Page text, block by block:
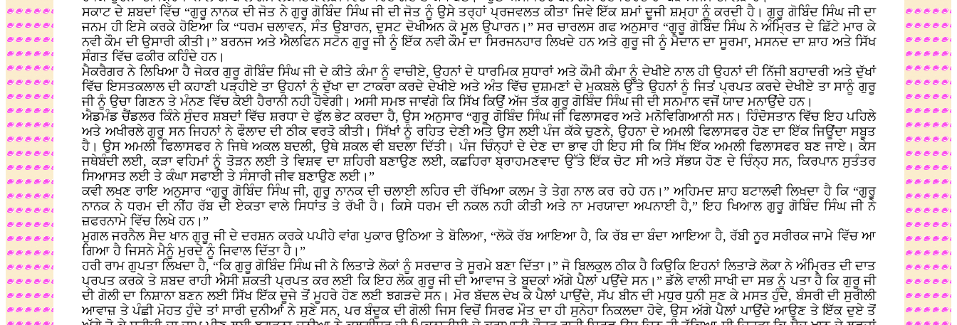
ਸਕਾਟ ਦੇ ਸ਼ਬਦਾਂ ਵਿੱਚ “ਗੁਰੂ ਨਾਨਕ ਦੀ ਜੋਤ ਨੇ ਗੁਰੂ ਗੋਬਿੰਦ ਸਿੰਘ ਜੀ ਦੀ ਜੋਤ ਨੂੰ ਉਸੇ ਤਰ੍ਹਾਂ ਪ੍ਰਜਵਲਤ ਕੀਤਾ ਜਿਵੇ ਇੱਕ ਸ਼ਮਾਂ ਦੂਜੀ ਸ਼ਮ੍ਹਾ ਨੂੰ ਕਰਦੀ ਹੈ। ਗੁਰੂ ਗੋਬਿੰਦ ਸਿੰਘ ਜੀ ਦਾ
ਜਨਮ ਹੀ ਇਸੇ ਕਰਕੇ ਹੋਇਆ ਕਿ “ਧਰਮ ਚਲਾਵਨ, ਸੰਤ ਉਬਾਰਨ, ਦੁਸਟ ਦੋਖੀਅਨ ਕੋ ਮੂਲ ਉਪਾਰਨ।” ਸਰ ਚਾਰਲਸ ਗਫ ਅਨੁਸਾਰ “ਗੁਰੂ ਗੋਬਿੰਦ ਸਿੰਘ ਨੇ ਅੰਮ੍ਰਿਤ ਦੇ ਛਿੱਟੇ ਮਾਰ ਕੇ
ਨਵੀ ਕੌਮ ਦੀ ਉਸਾਰੀ ਕੀਤੀ।” ਬਰਨਜ ਅਤੇ ਐਲਫਿਨ ਸਟੋਨ ਗੁਰੂ ਜੀ ਨੂੰ ਇੱਕ ਨਵੀ ਕੌਮ ਦਾ ਸਿਰਜਨਹਾਰ ਲਿਖਦੇ ਹਨ ਅਤੇ ਗੁਰੂ ਜੀ ਨੂੰ ਮੈਦਾਨ ਦਾ ਸੂਰਮਾ, ਮਸਨਦ ਦਾ ਸ਼ਾਹ ਅਤੇ ਸਿੱਖ
ਸੰਗਤ ਵਿੱਚ ਫਕੀਰ ਕਹਿੰਦੇ ਹਨ।
ਮੈਕਰੈਗਰ ਨੇ ਲਿਖਿਆ ਹੈ ਜੇਕਰ ਗੁਰੂ ਗੋਬਿੰਦ ਸਿੰਘ ਜੀ ਦੇ ਕੀਤੇ ਕੰਮਾ ਨੂੰ ਵਾਚੀਏ, ਉਹਨਾਂ ਦੇ ਧਾਰਮਿਕ ਸੁਧਾਰਾਂ ਅਤੇ ਕੌਮੀ ਕੰਮਾ ਨੂੰ ਦੇਖੀਏ ਨਾਲ ਹੀ ਉਹਨਾਂ ਦੀ ਨਿੱਜੀ ਬਹਾਦਰੀ ਅਤੇ ਦੁੱਖਾਂ
ਵਿੱਚ ਇਸਤਕਲਾਲ ਦੀ ਕਹਾਣੀ ਪੜ੍ਹੀਏ ਤਾ ਉਹਨਾਂ ਨੂੰ ਦੁੱਖਾ ਦਾ ਟਾਕਰਾ ਕਰਦੇ ਦੇਖੀਏ ਅਤੇ ਅੰਤ ਵਿੱਚ ਦੁਸ਼ਮਣਾਂ ਦੇ ਮੁਕਬਲੇ ਉੱਤੇ ਉਹਨਾਂ ਨੂੰ ਜਿਤਂ ਪ੍ਰਪਤ ਕਰਦੇ ਦੇਖੀਏ ਤਾ ਸਾਨੂੰ ਗੁਰੂ
ਜੀ ਨੂੰ ਉਚਾ ਗਿਣਨ ਤੇ ਮੰਨਣ ਵਿੱਚ ਕੋਈ ਹੈਰਾਨੀ ਨਹੀ ਹੋਵੇਗੀ। ਅਸੀ ਸਮਝ ਜਾਵਂਗੇ ਕਿ ਸਿੱਖ ਕਿਉਂ ਅੱਜ ਤੱਕ ਗੁਰੂ ਗੋਬਿੰਦ ਸਿੰਘ ਜੀ ਦੀ ਸਨਮਾਨ ਵਜੋਂ ਯਾਦ ਮਨਾਉਂਦੇ ਹਨ।
ਐਡਮੰਡ ਚੈਂਡਲਰ ਕਿੰਨੇ ਸੁੰਦਰ ਸ਼ਬਦਾਂ ਵਿੱਚ ਸ਼ਰਧਾ ਦੇ ਫੁੱਲ ਭੇਟ ਕਰਦਾ ਹੈ, ਉਸ ਅਨੁਸਾਰ “ਗੁਰੂ ਗੋਬਿੰਦ ਸਿੰਘ ਜੀ ਫਿਲਾਸਫਰ ਅਤੇ ਮਨੋਵਿਗਿਆਨੀ ਸਨ। ਹਿੰਦੋਸਤਾਨ ਵਿੱਚ ਇਹ ਪਹਿਲੇ
ਅਤੇ ਅਖੀਰਲੇ ਗੁਰੂ ਸਨ ਜਿਹਨਾਂ ਨੇ ਫੌਲਾਦ ਦੀ ਠੀਕ ਵਰਤੋ ਕੀਤੀ। ਸਿੱਖਾਂ ਨੂੰ ਰਹਿਤ ਦੇਣੀ ਅਤੇ ਉਸ ਲਈ ਪੰਜ ਕੱਕੇ ਚੁਣਨੇ, ਉਹਨਾ ਦੇ ਅਮਲੀ ਫਿਲਾਸਫਰ ਹੋਣ ਦਾ ਇੱਕ ਜਿਊਂਦਾ ਸਬੂਤ
ਹੈ। ਉਸ ਅਮਲੀ ਫਿਲਾਸਫਰ ਨੇ ਜਿਥੇ ਅਕਲ ਬਦਲੀ, ਉਥੇ ਸ਼ਕਲ ਵੀ ਬਦਲਾ ਦਿੱਤੀ। ਪੰਜ ਚਿੰਨ੍ਹਾਂ ਦੇ ਦੇਣ ਦਾ ਭਾਵ ਹੀ ਇਹ ਸੀ ਕਿ ਸਿੱਖ ਇੱਕ ਅਮਲੀ ਫਿਲਾਸਫਰ ਬਣ ਜਾਏ। ਕੇਸ
ਜਥੇਬੰਦੀ ਲਈ, ਕੜਾ ਵਹਿਮਾਂ ਨੂੰ ਤੋੜਨ ਲਈ ਤੇ ਵਿਸ਼ਵ ਦਾ ਸ਼ਹਿਰੀ ਬਣਾਉਣ ਲਈ, ਕਛਹਿਰਾ ਬ੍ਰਾਹਮਣਵਾਦ ਉੱਤੇ ਇੱਕ ਚੋਟ ਸੀ ਅਤੇ ਸੱਭਯ ਹੋਣ ਦੇ ਚਿੰਨ੍ਹ ਸਨ, ਕਿਰਪਾਨ ਸੁਤੰਤਰ
ਸਿਆਸਤ ਲਈ ਤੇ ਕੰਘਾ ਸਫਾਈ ਤੇ ਸੰਸਾਰੀ ਜੀਵ ਬਣਾਉਣ ਲਈ।”
ਕਵੀ ਲਖਣ ਰਾਇ ਅਨੁਸਾਰ “ਗੁਰੂ ਗੋਬਿੰਦ ਸਿੰਘ ਜੀ, ਗੁਰੂ ਨਾਨਕ ਦੀ ਚਲਾਈ ਲਹਿਰ ਦੀ ਰੱਖਿਆ ਕਲਮ ਤੇ ਤੇਗ ਨਾਲ ਕਰ ਰਹੇ ਹਨ।” ਅਹਿਮਦ ਸ਼ਾਹ ਬਟਾਲਵੀ ਲਿਖਦਾ ਹੈ ਕਿ “ਗੁਰੂ
ਨਾਨਕ ਨੇ ਧਰਮ ਦੀ ਨੀਂਹ ਰੱਬ ਦੀ ਏਕਤਾ ਵਾਲੇ ਸਿਧਾਂਤ ਤੇ ਰੱਖੀ ਹੈ। ਕਿਸੇ ਧਰਮ ਦੀ ਨਕਲ ਨਹੀ ਕੀਤੀ ਅਤੇ ਨਾ ਮਰਯਾਦਾ ਅਪਨਾਈ ਹੈ,” ਇਹ ਖਿਆਲ ਗੁਰੂ ਗੋਬਿੰਦ ਸਿੰਘ ਜੀ ਨੇ
ਜ਼ਫਰਨਾਮੇ ਵਿੱਚ ਲਿਖੇ ਹਨ।”
ਮੁਗਲ ਜਰਨੈਲ ਸੈਦ ਖਾਨ ਗੁਰੂ ਜੀ ਦੇ ਦਰਸ਼ਨ ਕਰਕੇ ਪਪੀਹੇ ਵਾਂਗ ਪੁਕਾਰ ਉਠਿਆ ਤੇ ਬੋਲਿਆ, “ਲੋਕੋ ਰੱਬ ਆਇਆ ਹੈ, ਕਿ ਰੱਬ ਦਾ ਬੰਦਾ ਆਇਆ ਹੈ, ਰੱਬੀ ਨੂਰ ਸਰੀਰਕ ਜਾਮੇ ਵਿੱਚ ਆ
ਗਿਆ ਹੈ ਜਿਸਨੇ ਮੈਨੂੰ ਮੁਰਦੇ ਨੂੰ ਜਿਵਾਲ ਦਿੱਤਾ ਹੈ।”
ਹਰੀ ਰਾਮ ਗੁਪਤਾ ਲਿਖਦਾ ਹੈ, “ਕਿ ਗੁਰੂ ਗੋਬਿੰਦ ਸਿੰਘ ਜੀ ਨੇ ਲਿਤਾੜੇ ਲੋਕਾਂ ਨੂੰ ਸਰਦਾਰ ਤੇ ਸੂਰਮੇ ਬਣਾ ਦਿੱਤਾ।” ਜੋ ਬਿਲਕੁਲ ਠੀਕ ਹੈ ਕਿਉਕਿ ਇਹਨਾਂ ਲਿਤਾੜੇ ਲੋਕਾ ਨੇ ਅੰਮ੍ਰਿਤ ਦੀ ਦਾਤ
ਪ੍ਰਪਤ ਕਰਕੇ ਤੇ ਸ਼ਬਦ ਰਾਹੀ ਐਸੀ ਸ਼ਕਤੀ ਪ੍ਰਪਤ ਕਰ ਲਈ ਕਿ ਇਹ ਲੋਕ ਗੁਰੂ ਜੀ ਦੀ ਆਵਾਜ ਤੇ ਬੂਦਕਾਂ ਅੱਗੇ ਪੈਲਾਂ ਪਉਂਦੇ ਸਨ।” ਡੱਲੇ ਵਾਲੀ ਸਾਖੀ ਦਾ ਸਭ ਨੂੰ ਪਤਾ ਹੈ ਕਿ ਗੁਰੂ ਜੀ
ਦੀ ਗੋਲੀ ਦਾ ਨਿਸ਼ਾਨਾ ਬਣਨ ਲਈ ਸਿੱਖ ਇੱਕ ਦੂਜੇ ਤੋਂ ਮੂਹਰੇ ਹੋਣ ਲਈ ਝਗੜਦੇ ਸਨ। ਮੋਰ ਬੱਦਲ ਦੇਖ ਕੇ ਪੈਲਾਂ ਪਾਉਂਦੇ, ਸੱਪ ਬੀਨ ਦੀ ਮਧੁਰ ਧੁਨੀ ਸੁਣ ਕੇ ਮਸਤ ਹੁੰਦੇ, ਬੰਸਰੀ ਦੀ ਸੁਰੀਲੀ
ਆਵਾਜ਼ ਤੇ ਪੰਛੀ ਮੋਹਤ ਹੁੰਦੇ ਤਾਂ ਸਾਰੀ ਦੁਨੀਆਂ ਨੇ ਸੁਣੇ ਸਨ, ਪਰ ਬੰਦੂਕ ਦੀ ਗੋਲੀ ਜਿਸ ਵਿਚੋਂ ਸਿਰਫ ਮੌਤ ਦਾ ਹੀ ਸੁਨੇਹਾ ਨਿਕਲਦਾ ਹੋਵੇ, ਉਸ ਅੱਗੇ ਪੈਲਾਂ ਪਾਉਂਦੇ ਆਉਣ ਤੇ ਇੱਕ ਦੁਏ ਤੋਂ